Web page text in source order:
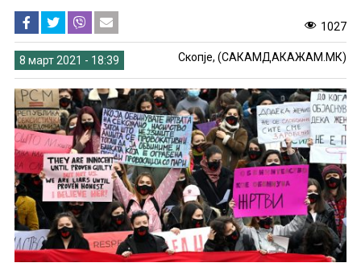
1027
8 март 2021 - 18:39 Скопје, (САКАМДАКАЖАМ.МК)